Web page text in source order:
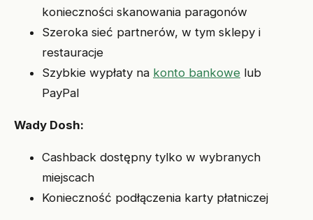
konieczności skanowania paragonów
Szeroka sieć partnerów, w tym sklepy i
restauracje
Szybkie wypłaty na konto bankowe lub
PayPal
Wady Dosh:
Cashback dostępny tylko w wybranych
miejscach
Konieczność podłączenia karty płatniczej